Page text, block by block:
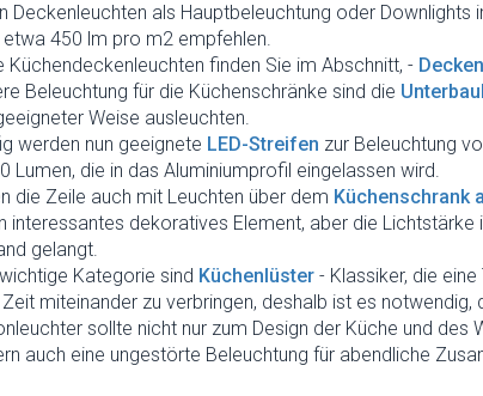
Deckenleuchten als Hauptbeleuchtung oder
450 lm pro m2 empfehlen.
Küchendeckenleuchten finden Sie im Abschnitt, -
Beleuchtung für die Küchenschränke sind die
Weise ausleuchten.
werden nun geeignete LED-Streifen zur Beleuchtung
Lumen, die in das Aluminiumprofil eingelassen wird.
die Zeile auch mit Leuchten über dem Küchenschrank
interessantes dekoratives Element, aber die
gelangt.
Kategorie sind Küchenlüster- Klassiker, die
miteinander zu verbringen, deshalb ist es
sollte nicht nur zum Design der Küche und
auch eine ungestörte Beleuchtung für abendliche